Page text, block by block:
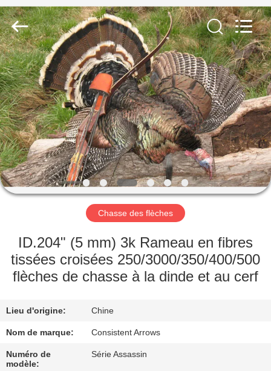
MAISON
DES
PRODUITS
AU
SUJET
DE
VISITE
D'USINE
CONTRÔLE
DE
QUALITÉ
2026
Consistent
Arrows.
All
Rights
Reserved.
Chasse des flèches
ID.204" (5 mm) 3k Rameau en fibres
tissées croisées 250/3000/350/400/500
flèches de chasse à la dinde et au cerf
Lieu d'origine: Chine
Nom de marque: Consistent Arrows
Numéro de
modèle:
Série Assassin